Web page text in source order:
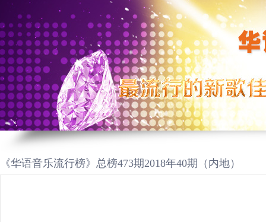
《华语音乐流行榜》总榜473期2018年40期（内地）